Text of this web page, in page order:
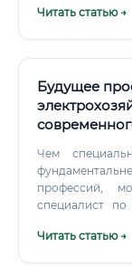
Читать статью →
Будущее
Чем
профессий,
специалист по
Читать статью →